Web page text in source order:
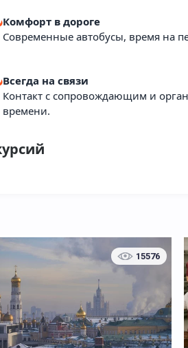
На каникулы
Агрохолдинг "Московский"
Комфорт в дороге
Современные автобусы, время на
Всегда на связи
Контакт с сопровождающим и
времени.
15576